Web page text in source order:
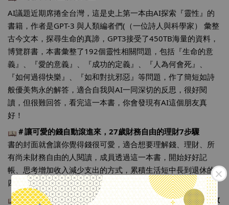
AI議題近期席捲全台灣，這是史上第一本由AI探索『靈性』的
書籍，作者是GPT-3 與人類編者們(（一位詩人與科學家） 彙整
古今文本，探尋生命的真諦，GPT3接受了450TB海量的資料，
博覽群書，本書彙整了192個靈性相關問題，包括『生命的意
義』、『愛的意義』、『成功的定義』、『人為何會死』、
『如何過得快樂』、『如和對抗邪惡』等問題，作了簡短如詩
般優美雋永的解答，適合自我與AI一同深切的反思，很好閱
讀，但很難回答，看完這一本書，你會發現有AI這個朋友真
好！
＃讓可愛的錢自動滾進來 ，27歲財務自由的理財7步驟
書的封面就會讓你覺得錢很可愛，適合想要理解錢、理財、所
有尚未財務自由的人閱讀，成員透過這一本書，開始好好記
帳、思考增加收入減少支出的方式，累積生活短中長到退休的
四桶金，及早開始，才能更快達到財務自由！
＃孩子盧你要比他更盧：16種典型的孩子問題，非典型的教